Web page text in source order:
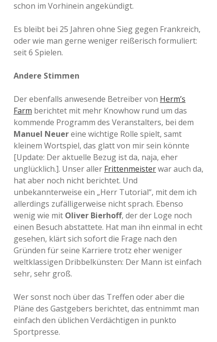
schon im Vorhinein angekündigt.
Es bleibt bei 25 Jahren ohne Sieg gegen Frankreich,
oder wie man gerne weniger reißerisch formuliert:
seit 6 Spielen.
Andere Stimmen
Der ebenfalls anwesende Betreiber von Herm’s
Farm berichtet mit mehr Knowhow rund um das
kommende Programm des Veranstalters, bei dem
Manuel Neuereine wichtige Rolle spielt, samt
kleinem Wortspiel, das glatt von mir sein könnte
[Update: Der aktuelle Bezug ist da, naja, eher
unglücklich.]. Unser aller Frittenmeisterwar auch da,
hat aber noch nicht berichtet. Und
unbekannterweise ein „Herr Tutorial“, mit dem ich
allerdings zufälligerweise nicht sprach. Ebenso
wenig wie mit Oliver Bierhoff, der der Loge noch
einen Besuch abstattete. Hat man ihn einmal in echt
gesehen, klärt sich sofort die Frage nach den
Gründen für seine Karriere trotz eher weniger
weltklassigen Dribbelkünsten: Der Mann ist einfach
sehr, sehr groß.
Wer sonst noch über das Treffen oder aber die
Pläne des Gastgebers berichtet, das entnimmt man
einfach den üblichen Verdächtigen in punkto
Sportpresse.